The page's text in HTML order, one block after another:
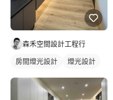
森禾空間設計工程行
房間燈光設計 燈光設計